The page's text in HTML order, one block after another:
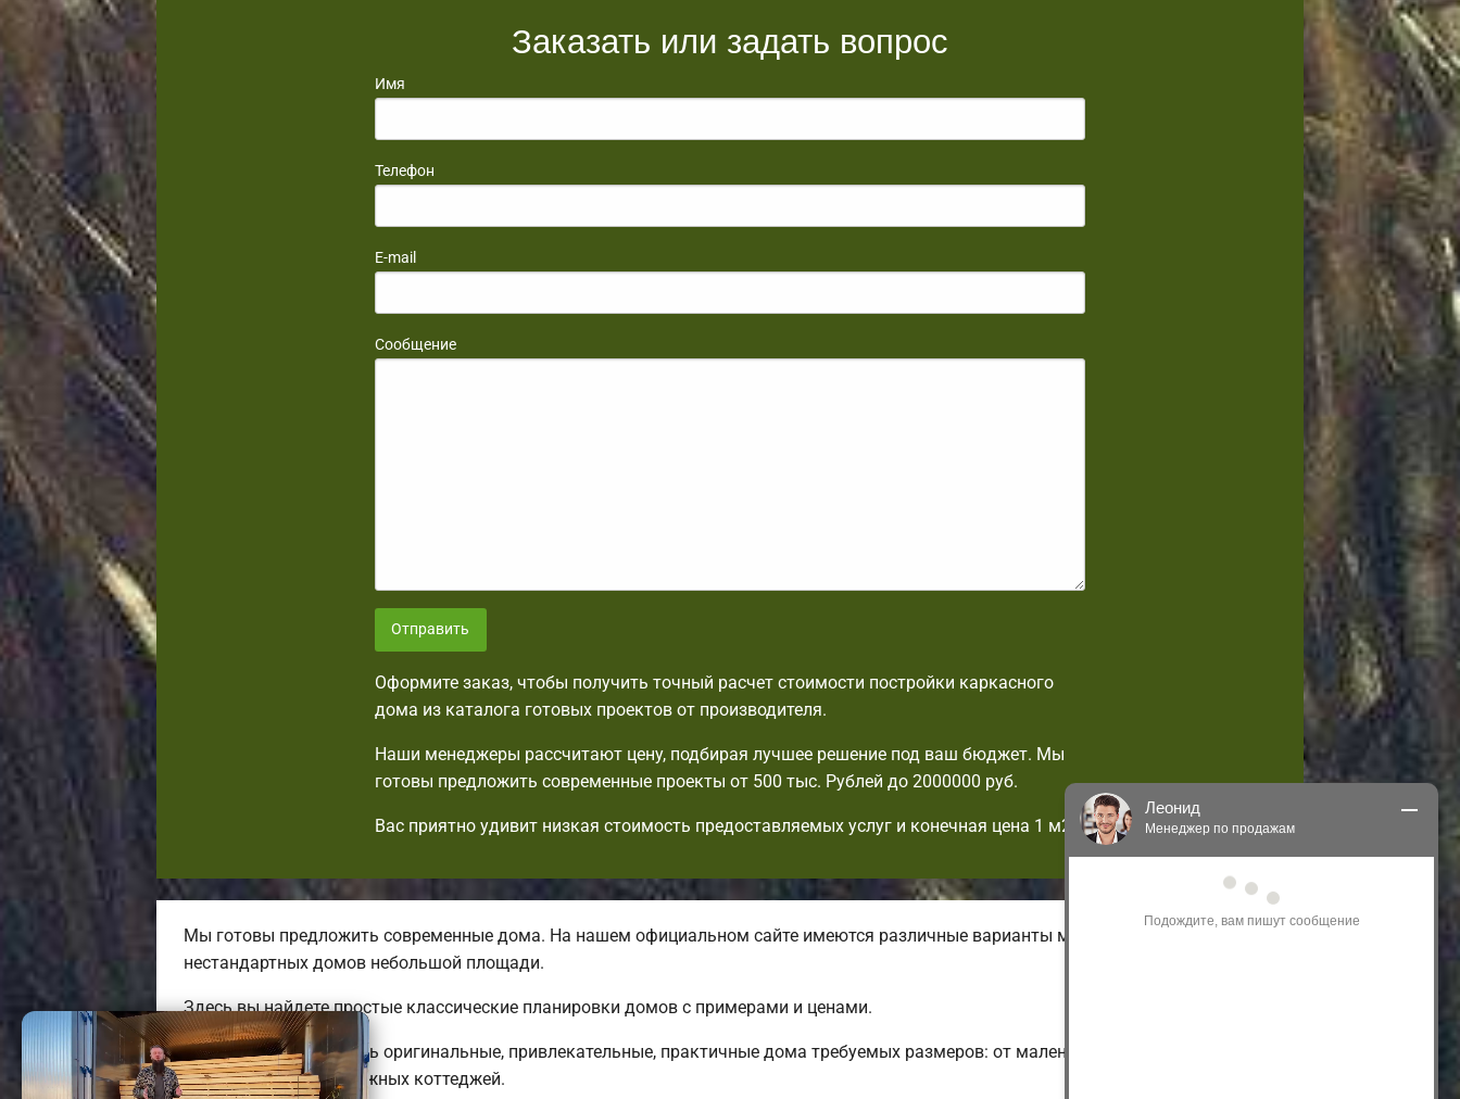
Заказать или задать вопрос
Имя
Телефон
E-mail
Сообщение
Отправить
Оформите заказ, чтобы получить точный расчет стоимости постройки каркасного
дома из каталога готовых проектов от производителя.
Наши менеджеры рассчитают цену, подбирая лучшее решение под ваш бюджет. Мы
готовы предложить современные проекты от 500 тыс. Рублей до 2000000 руб.
Вас приятно удивит низкая стоимость предоставляемых услуг и конечная цена 1 м2!
Мы готовы предложить современные дома. На нашем официальном сайте имеются различные варианты малогабаритных
нестандартных домов небольшой площади.
Здесь вы найдете простые классические планировки домов с примерами и ценами.
Мы готовы предложить оригинальные, привлекательные, практичные дома требуемых размеров: от маленьких и недорогих до
больших двух-трехэтажных коттеджей.
Леонид
Менеджер по продажам
Здравствуйте! Я могу
проконсультировать Вас по нашим
акциям и проектам.